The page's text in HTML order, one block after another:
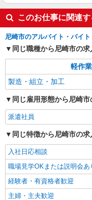
このお仕事に関連
尼崎市のアルバイト・バイ
同じ職種から尼崎市の
軽作
製造・組立・加工
同じ雇用形態から尼崎
派遣社員
同じ特徴から尼崎市の
入社日応相談
職場見学OKまたは説明会あ
経験者・有資格者歓迎
主婦・主夫歓迎